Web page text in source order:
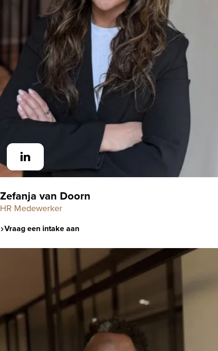
Zefanja van Doorn
HR Medewerker
Vraag een intake aan